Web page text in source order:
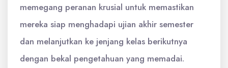
memegang peranan krusial untuk memastikan
mereka siap menghadapi ujian akhir semester
dan melanjutkan ke jenjang kelas berikutnya
dengan bekal pengetahuan yang memadai.